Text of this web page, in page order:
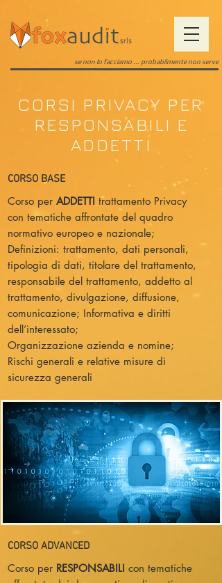
se non lo facciamo ... probabilmente non serve
CORSI PRIVACY PER
RESPONSABILI E
ADDETTI
CORSO BASE
Corso per ADDETTI trattamento Privacy
con tematiche affrontate del quadro
normativo europeo e nazionale;
Definizioni: trattamento, dati personali,
tipologia di dati, titolare del trattamento,
responsabile del trattamento, addetto al
trattamento, divulgazione, diffusione,
comunicazione; Informativa e diritti
dell’interessato;
Organizzazione azienda e nomine;
Rischi generali e relative misure di
sicurezza generali
CORSO ADVANCED
Corso per RESPONSABILI con tematiche